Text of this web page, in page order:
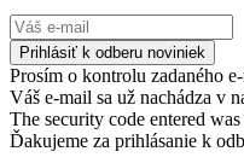
Prosím o kontrolu zadaného
Váš e-mail sa už nachádza v
The security code entered
Ďakujeme za prihlásanie k